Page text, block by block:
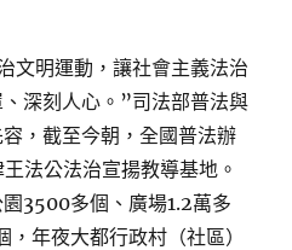
文明運動，讓社會主義法治
深刻人心。”司法部普法與
，截至今朝，全國普法辦
法公法治宣揚教導基地。
3500多個、廣場1.2萬多
，年夜大都行政村（社區）